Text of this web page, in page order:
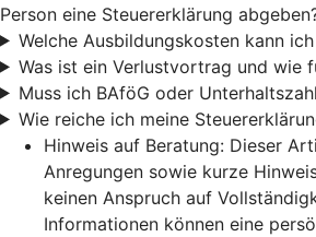
Person eine Steuererklärung
Welche Ausbildungskosten kann
Was ist ein Verlustvortrag und wie
Muss ich BAföG oder
Wie reiche ich meine
Hinweis auf Beratung: Dieser
Anregungen sowie kurze
keinen Anspruch auf
Informationen können eine